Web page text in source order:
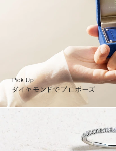
Pick Up
ダイヤモンドでプロポーズ